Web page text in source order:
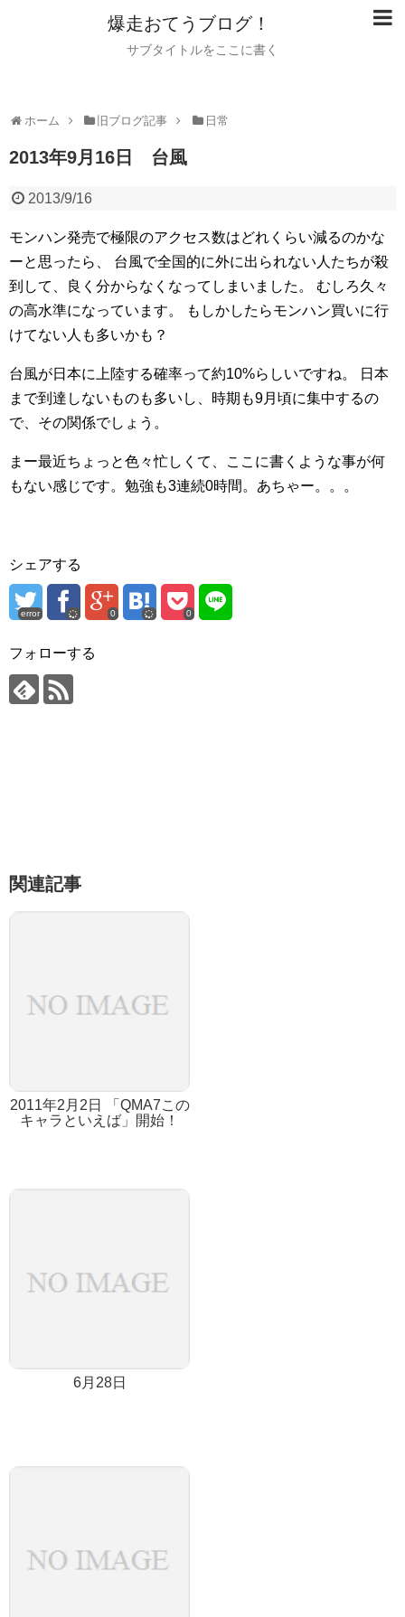
爆走おてうブログ！
サブタイトルをここに書く
ホーム 旧ブログ記事 日常
2013年9月16日 台風
2013/9/16
モンハン発売で極限のアクセス数はどれくらい減るのかな
ーと思ったら、
台風で全国的に外に出られない人たちが殺
到して、良く分からなくなってしまいました。
むしろ久々
の高水準になっています。
もしかしたらモンハン買いに行
けてない人も多いかも？
台風が日本に上陸する確率って約10%らしいですね。
日本
まで到達しないものも多いし、時期も9月頃に集中するの
で、その関係でしょう。
まー最近ちょっと色々忙しくて、ここに書くような事が何
もない感じです。勉強も3連続0時間。あちゃー。。。
シェアする
error 0 0
フォローする
関連記事
2011年2月2日 「QMA7この
キャラといえば」開始！
6月28日